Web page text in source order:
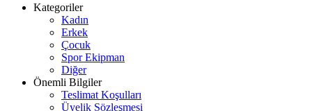
Kategoriler
Kadın
Erkek
Çocuk
Spor Ekipman
Diğer
Önemli Bilgiler
Teslimat Koşulları
Üyelik Sözleşmesi